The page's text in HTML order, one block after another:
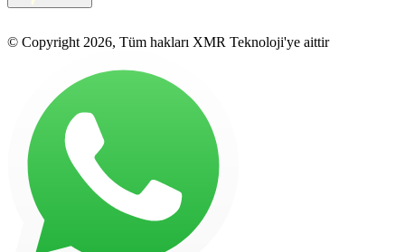
© Copyright 2026, Tüm hakları XMR Teknoloji'ye aittir